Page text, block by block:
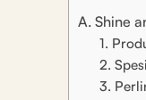
A. Shine
1.
2.
3.